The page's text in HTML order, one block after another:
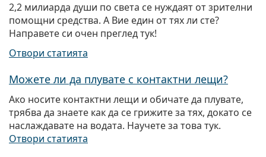
2,2 милиарда души по света се нуждаят от зрителни
помощни средства. A Вие един от тях ли сте?
Направете си очен преглед тук!
Отвори статията
Можете ли да плувате с контактни лещи?
Ако носите контактни лещи и обичате да плувате,
трябва да знаете как да се грижите за тях, докато се
наслаждавате на водата. Научете за това тук.
Отвори статията